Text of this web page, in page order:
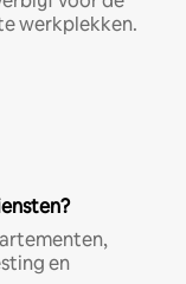
werkplekken.
en